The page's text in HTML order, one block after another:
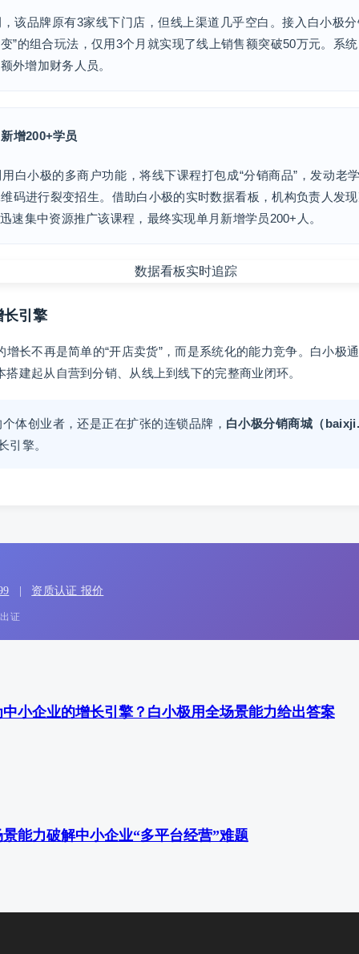
该品牌原有3家线下门店，但线上渠道几乎空白。接入白小极
”的组合玩法，仅用3个月就实现了线上销售额突破50万元。系
外增加财务人员。
增200+学员
白小极的多商户功能，将线下课程打包成“分销商品”，发动老
码进行裂变招生。借助白小极的实时数据看板，机构负责人发
速集中资源推广该课程，最终实现单月新增学员200+人。
长引擎
增长不再是简单的“开店卖货”，而是系统化的能力竞争。白小极
建起从自营到分销、从线上到线下的完整商业闭环。
体创业者，还是正在扩张的连锁品牌， 白小极分销商城（
引擎。
资质认证 报价
证
小企业的增长引擎？白小极用全场景能力给出答案
能力破解中小企业“多平台经营”难题